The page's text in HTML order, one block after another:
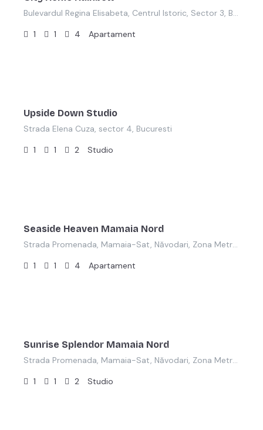
Bulevardul Regina Elisabeta, Centrul Istoric, Sector 3, București, 030017, România
1
1 4 Apartament
Upside Down Studio
Strada Elena Cuza, sector 4, Bucuresti
1
1 2 Studio
Seaside Heaven Mamaia Nord
Strada Promenada, Mamaia-Sat, Năvodari, Zona Metropolitană Constanța, Constanța, 905701, România
1
1 4 Apartament
Sunrise Splendor Mamaia Nord
Strada Promenada, Mamaia-Sat, Năvodari, Zona Metropolitană Constanța, Constanța, 905701, România
1
1 2 Studio